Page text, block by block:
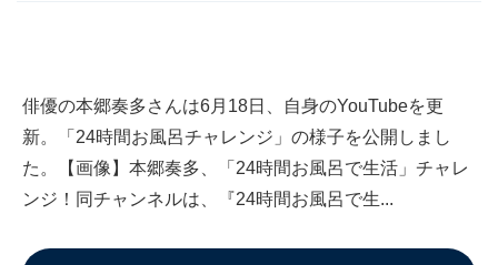
俳優の本郷奏多さんは6月18日、自身のYouTubeを更
新。「24時間お風呂チャレンジ」の様子を公開しまし
た。【画像】本郷奏多、「24時間お風呂で生活」チャレ
ンジ！同チャンネルは、『24時間お風呂で生...